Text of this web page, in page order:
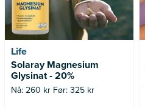
Life
Solaray Magnesium
Glysinat - 20%
Nå: 260 kr Før: 325 kr